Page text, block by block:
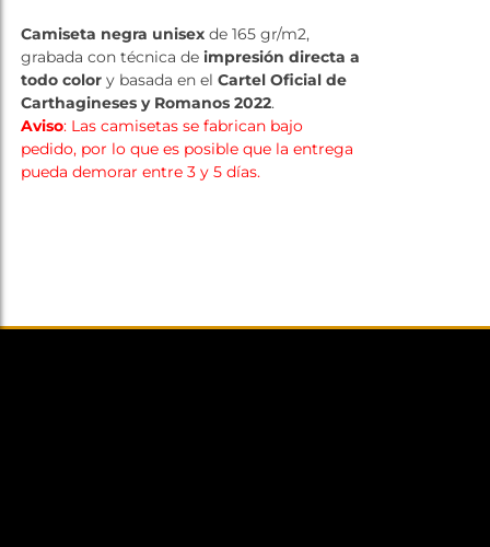
Camiseta negra unisexde 165 gr/m2,
grabada con técnica de impresión directa a
todo colory basada en el Cartel Oficial de
Carthagineses y Romanos 2022.
Aviso: Las camisetas se fabrican bajo
pedido, por lo que es posible que la entrega
pueda demorar entre 3 y 5 días.